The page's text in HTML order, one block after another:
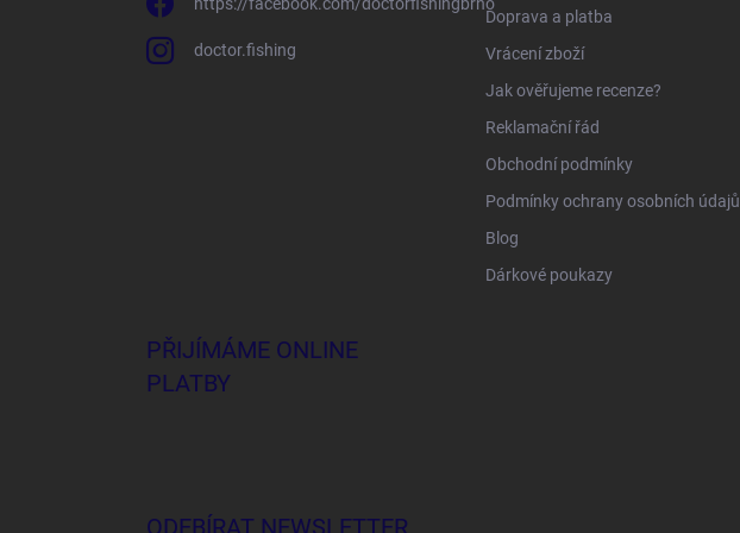
doctor.fishing
Doprava a platba
Vrácení zboží
Jak ověřujeme recenze?
Reklamační řád
Obchodní podmínky
Podmínky ochrany osobních údajů
Blog
Dárkové poukazy
PŘIJÍMÁME ONLINE
PLATBY
ODEBÍRAT NEWSLETTER